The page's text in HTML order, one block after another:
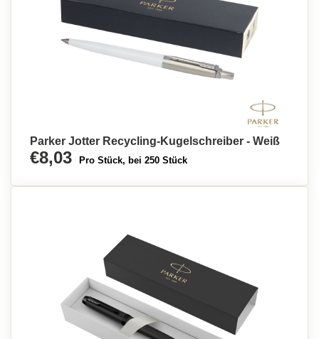
Parker Jotter Recycling-Kugelschreiber - Weiß
€8,03 Pro Stück, bei 250 Stück